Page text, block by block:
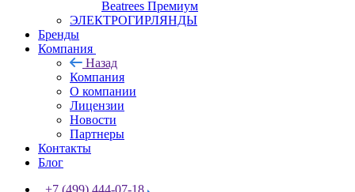
Beatrees Премиум
ЭЛЕКТРОГИРЛЯНДЫ
Бренды
Компания
Назад
Компания
О компании
Лицензии
Новости
Партнеры
Контакты
Блог
+7 (499) 444-07-18